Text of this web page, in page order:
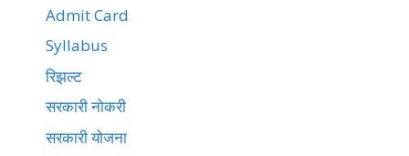
Admit Card
Syllabus
रिझल्ट
सरकारी नोकरी
सरकारी योजना